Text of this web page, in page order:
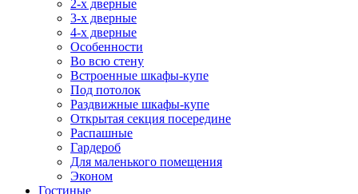
2-х дверные
3-х дверные
4-х дверные
Особенности
Во всю стену
Встроенные шкафы-купе
Под потолок
Раздвижные шкафы-купе
Открытая секция посередине
Распашные
Гардероб
Для маленького помещения
Эконом
Гостиные